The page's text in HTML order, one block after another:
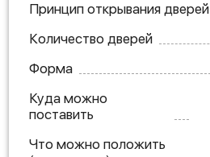
Принцип открывания дверей
Количество дверей
Форма
Куда можно
поставить
Что можно положить